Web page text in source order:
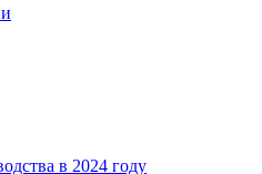
в 2024 году